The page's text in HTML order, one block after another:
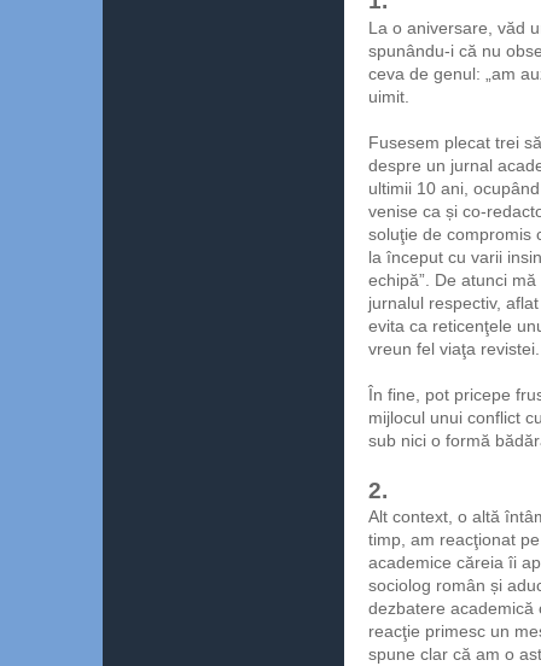
La o aniversare, văd
spunându-i că nu
ceva de genul: „am
uimit.
Fusesem plecat trei
despre un jurnal
ultimii 10 ani,
venise ca și co-
soluţie de compromis
la început cu varii
echipă”. De atunci
jurnalul respectiv,
evita ca reticenţele
vreun fel viaţa revistei.
În fine, pot pricepe
mijlocul unui conflict
sub nici o formă
2.
Alt context, o altă
timp, am reacţionat
academice căreia îi
sociolog român și
dezbatere academică
reacţie primesc un
spune clar că am o